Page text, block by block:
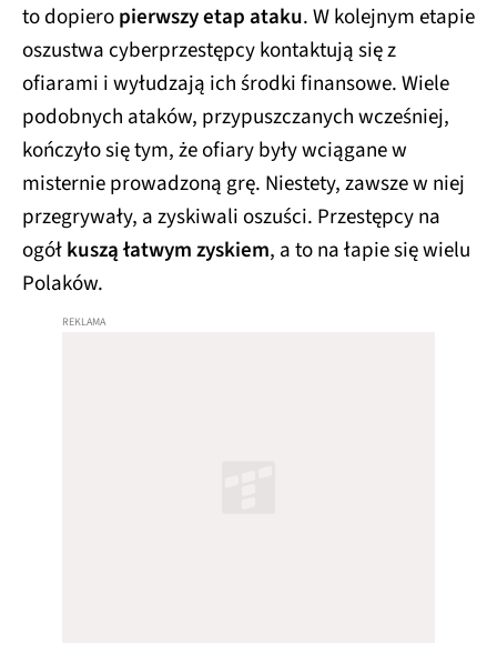
to dopieropierwszy etap ataku. W kolejnym etapie
oszustwa cyberprzestępcy kontaktują się z
ofiarami i wyłudzają ich środki finansowe. Wiele
podobnych ataków, przypuszczanych wcześniej,
kończyło się tym, że ofiary były wciągane w
misternie prowadzoną grę. Niestety, zawsze w niej
przegrywały, a zyskiwali oszuści. Przestępcy na
ogółkuszą łatwym zyskiem, a to na łapie się wielu
Polaków.